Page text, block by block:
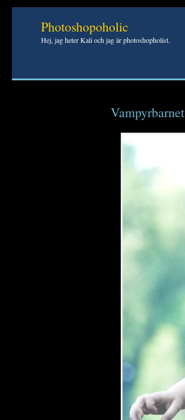
Photoshopoholic
Hej, jag heter Kali och jag är photoshopholist.
Vampyrbarnet